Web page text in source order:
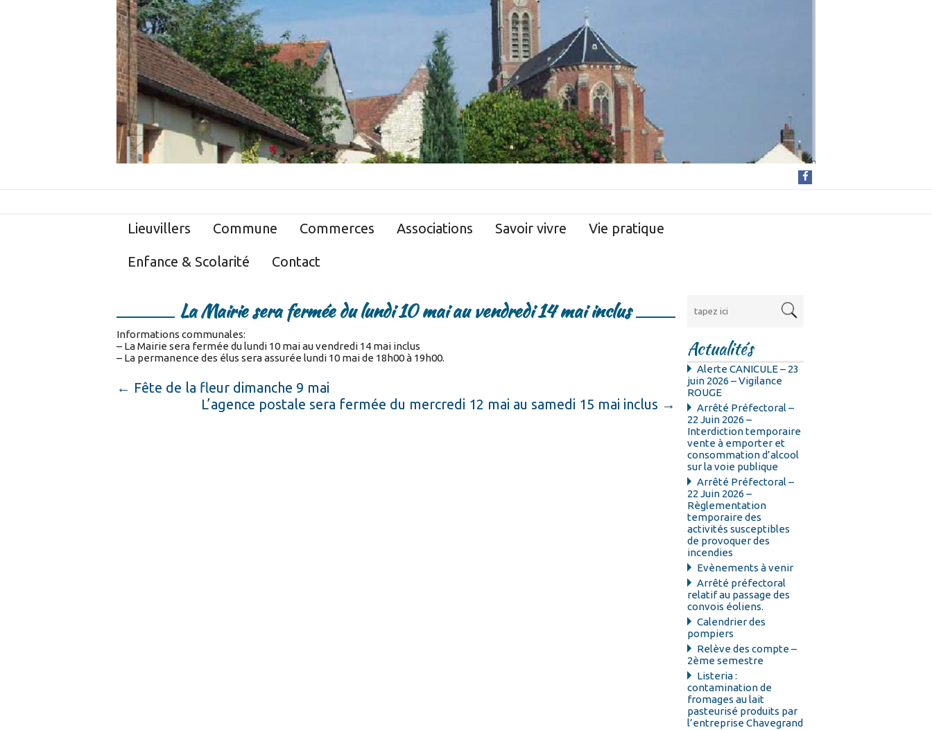
Lieuvillers Commune Commerces Associations Savoir vivre Vie pratique
Enfance & Scolarité Contact
Actualités
Alerte CANICULE – 23
juin 2026 – Vigilance
ROUGE
Arrêté Préfectoral –
22 Juin 2026 –
Interdiction temporaire
vente à emporter et
consommation d’alcool
sur la voie publique
Arrêté Préfectoral –
22 Juin 2026 –
Règlementation
temporaire des
activités susceptibles
de provoquer des
incendies
Evènements à venir
Arrêté préfectoral
relatif au passage des
convois éoliens.
Calendrier des
pompiers
Relève des compte –
2ème semestre
Listeria :
contamination de
fromages au lait
pasteurisé produits par
l’entreprise Chavegrand
La Mairie sera fermée du lundi 10 mai au vendredi 14 mai inclus
Informations communales:
– La Mairie sera fermée du lundi 10 mai au vendredi 14 mai inclus
– La permanence des élus sera assurée lundi 10 mai de 18h00 à 19h00.
← Fête de la fleur dimanche 9 mai
L’agence postale sera fermée du mercredi 12 mai au samedi 15 mai inclus →